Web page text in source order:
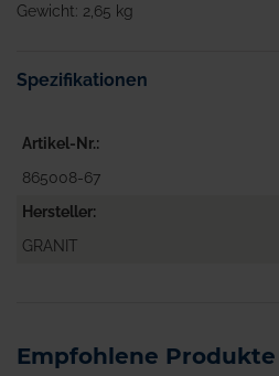
Gewicht: 2,65 kg
Spezifikationen
Artikel-Nr.
865008-67
Hersteller
GRANIT
Empfohlene Produkte